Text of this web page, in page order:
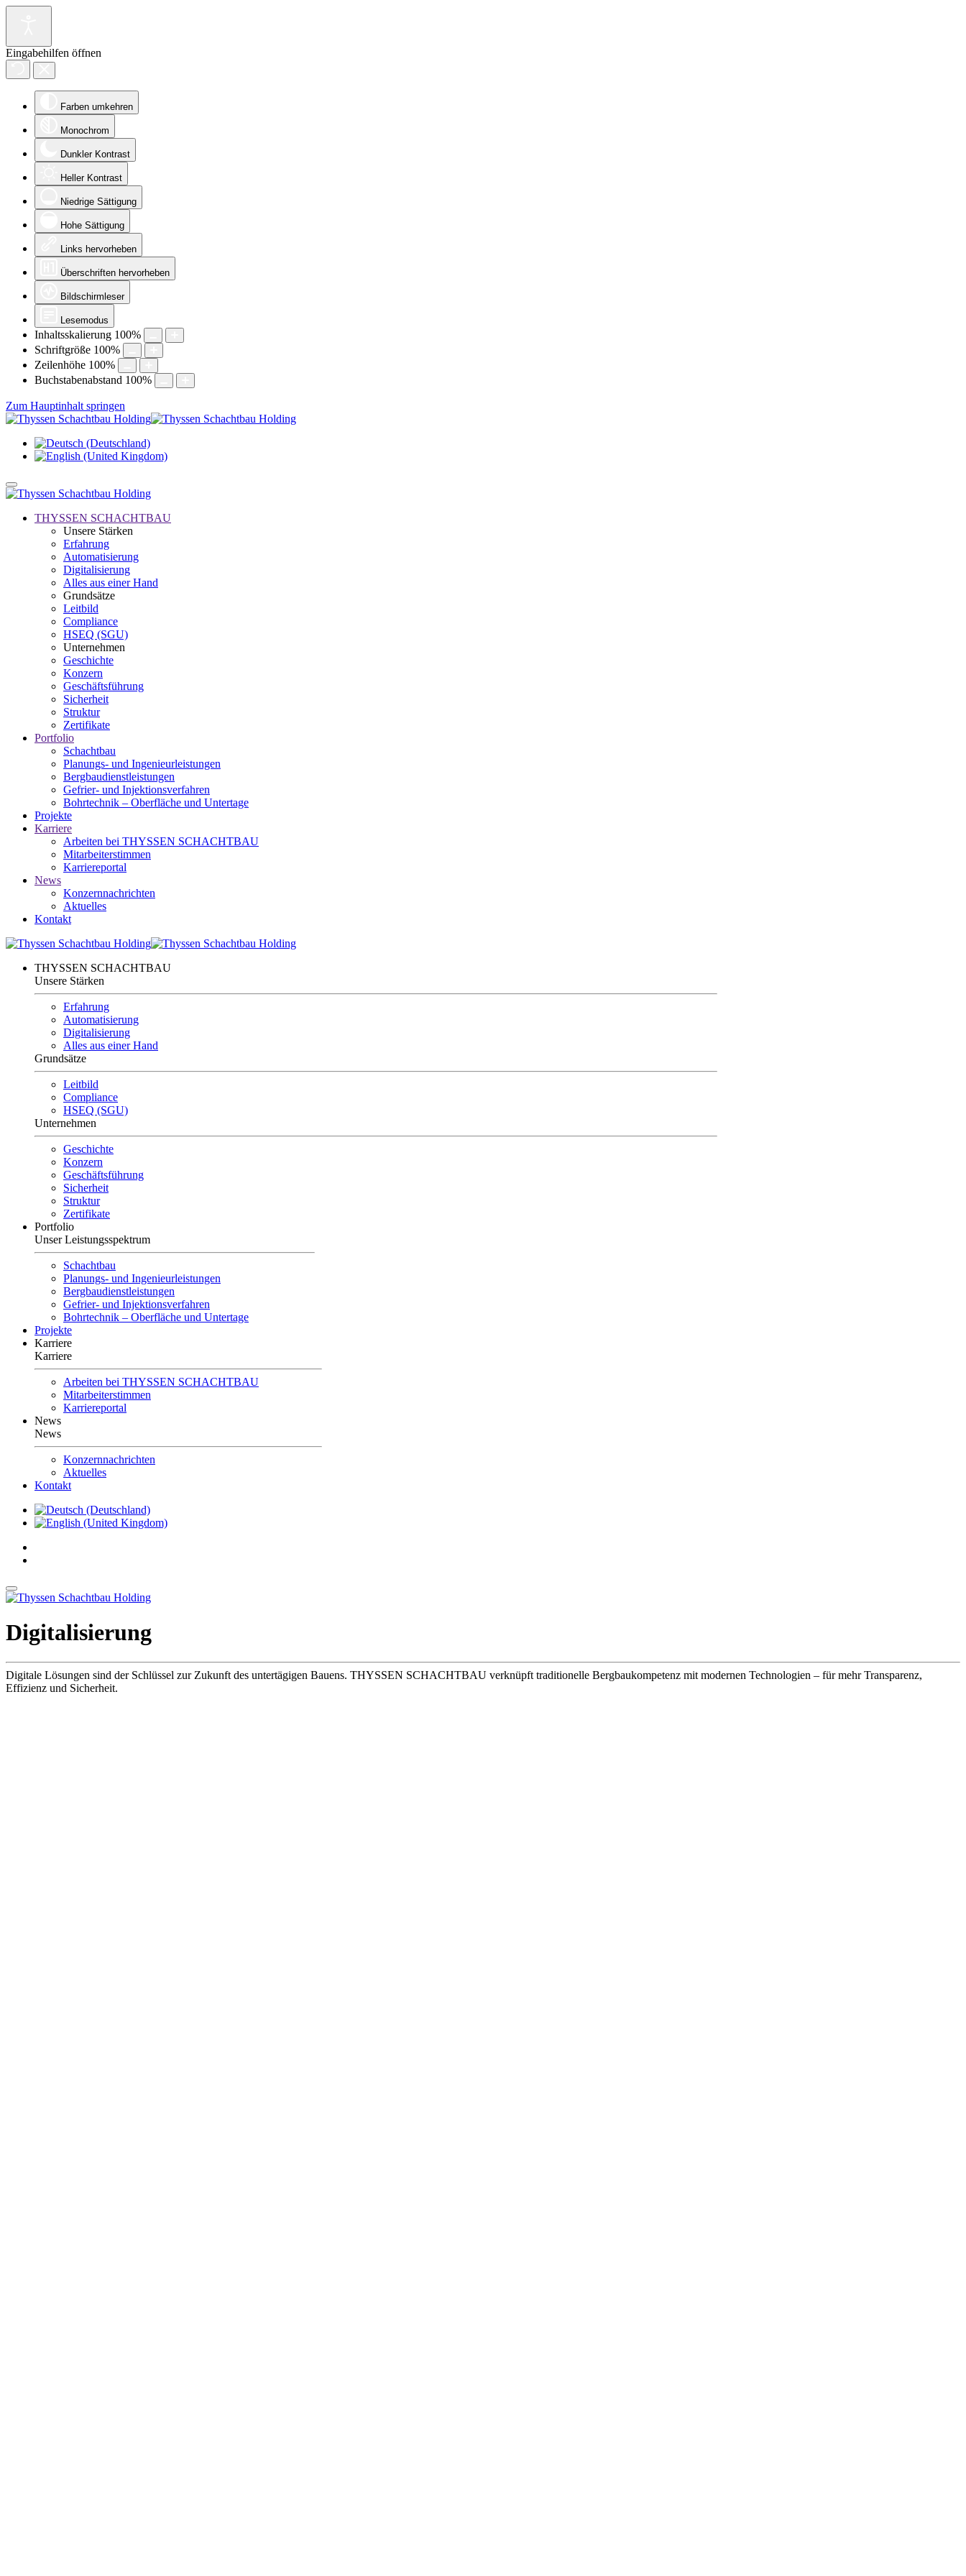
Eingabehilfen öffnen
Farben umkehren
Monochrom
Dunkler Kontrast
Heller Kontrast
Niedrige Sättigung
Hohe Sättigung
Links hervorheben
Überschriften hervorheben
Bildschirmleser
Lesemodus
Inhaltsskalierung 100%
Schriftgröße 100%
Zeilenhöhe 100%
Buchstabenabstand 100%
Zum Hauptinhalt springen
THYSSEN SCHACHTBAU
Unsere Stärken
Erfahrung
Automatisierung
Digitalisierung
Alles aus einer Hand
Grundsätze
Leitbild
Compliance
HSEQ (SGU)
Unternehmen
Geschichte
Konzern
Geschäftsführung
Sicherheit
Struktur
Zertifikate
Portfolio
Schachtbau
Planungs- und Ingenieurleistungen
Bergbaudienstleistungen
Gefrier- und Injektionsverfahren
Bohrtechnik – Oberfläche und Untertage
Projekte
Karriere
Arbeiten bei THYSSEN SCHACHTBAU
Mitarbeiterstimmen
Karriereportal
News
Konzernnachrichten
Aktuelles
Kontakt
THYSSEN SCHACHTBAU
Unsere Stärken
Erfahrung
Automatisierung
Digitalisierung
Alles aus einer Hand
Grundsätze
Leitbild
Compliance
HSEQ (SGU)
Unternehmen
Geschichte
Konzern
Geschäftsführung
Sicherheit
Struktur
Zertifikate
Portfolio
Unser Leistungsspektrum
Schachtbau
Planungs- und Ingenieurleistungen
Bergbaudienstleistungen
Gefrier- und Injektionsverfahren
Bohrtechnik – Oberfläche und Untertage
Projekte
Karriere
Karriere
Arbeiten bei THYSSEN SCHACHTBAU
Mitarbeiterstimmen
Karriereportal
News
News
Konzernnachrichten
Aktuelles
Kontakt
Digitalisierung
Digitale Lösungen sind der Schlüssel zur Zukunft des untertägigen Bauens. THYSSEN SCHACHTBAU verknüpft traditionelle Bergbaukompetenz mit modernen Technologien – für mehr Transparenz,
Effizienz und Sicherheit.